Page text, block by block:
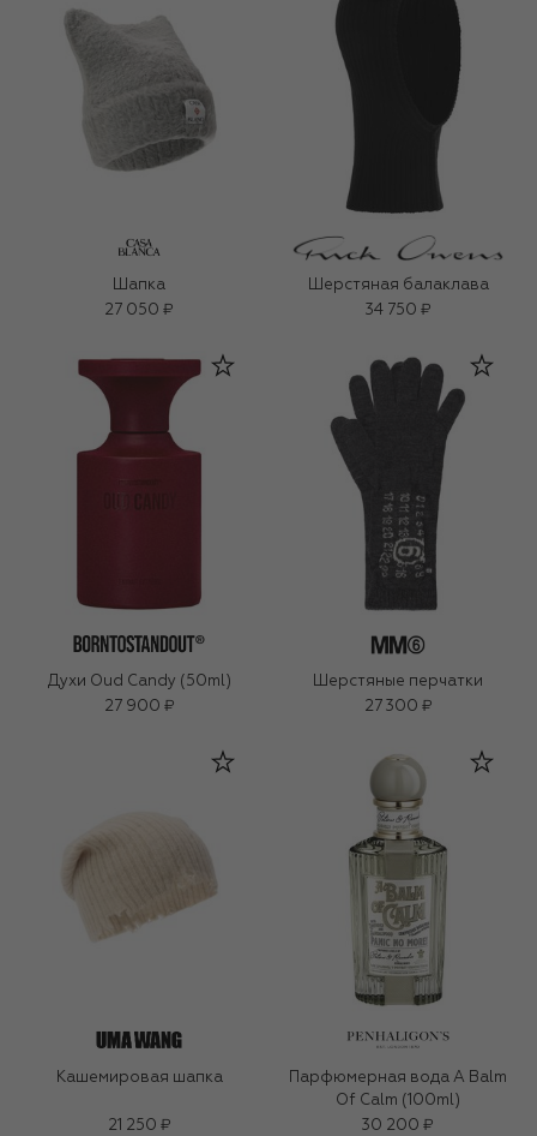
Шапка
27 050 ₽
Шерстяная балаклава
34 750 ₽
Духи Oud Candy (50ml)
27 900 ₽
Шерстяные перчатки
27 300 ₽
Кашемировая шапка
21 250 ₽
Парфюмерная вода A Balm
Of Calm (100ml)
30 200 ₽